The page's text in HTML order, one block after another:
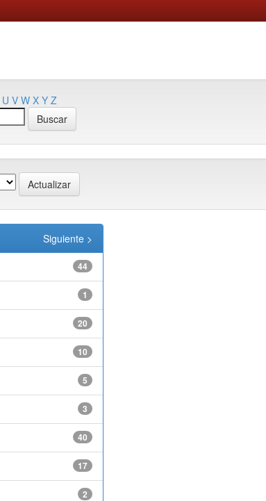
U V W X Y Z
Siguiente >
44
1
20
10
5
3
40
17
2